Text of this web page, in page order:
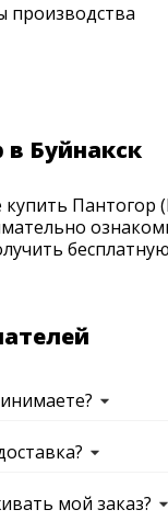
производства
в Буйнакск
Пантогор
мой заказ?